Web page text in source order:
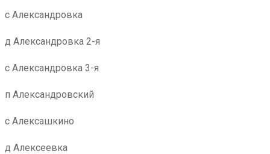
с Александровка
д Александровка 2-я
с Александровка 3-я
п Александровский
с Алексашкино
д Алексеевка